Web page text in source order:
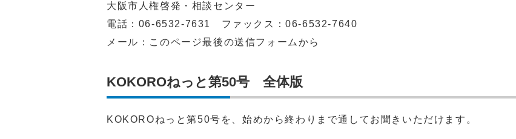
大阪市人権啓発・相談センター
電話： 06-6532-7631
ファックス：06-6532-7640
メール：このページ最後の送信フォームから
KOKOROねっと第50号 全体版
KOKOROねっと第50号を、始めから終わりまで通してお聞きいただけます。